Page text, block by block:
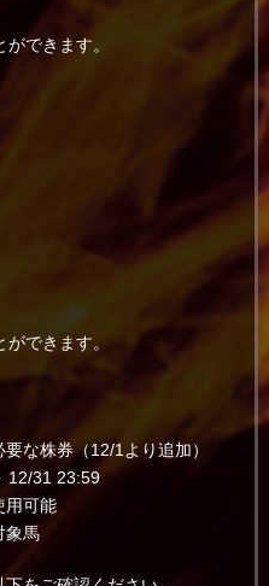
できます。
できます。
な株券（12/1より追加）
12/31 23:59
用可能
象馬